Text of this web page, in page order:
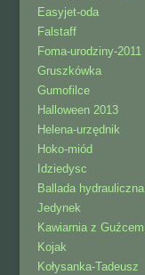
Easyjet-oda
Falstaff
Foma-urodziny-2011
Gruszkówka
Gumofilce
Halloween 2013
Helena-urzędnik
Hoko-miód
Idziedysc
Ballada hydrauliczna
Jedynek
Kawiarnia z Guźcem
Kojak
Kołysanka-Tadeusz